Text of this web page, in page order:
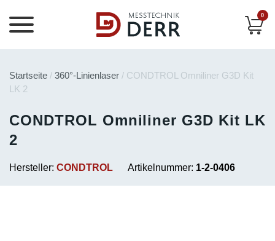
0
Startseite / 360°-Linienlaser / CONDTROL Omniliner G3D Kit
LK 2
CONDTROL Omniliner G3D Kit LK
2
Hersteller: CONDTROL Artikelnummer: 1-2-0406